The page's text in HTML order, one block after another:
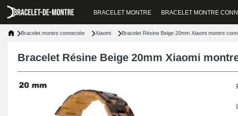
BRACELET MONTRE BRACELET MONTRE
Bracelet montre connectée Xiaomi Bracelet Résine Beige 20mm Xiaomi montre
Bracelet Résine Beige 20mm Xiaomi